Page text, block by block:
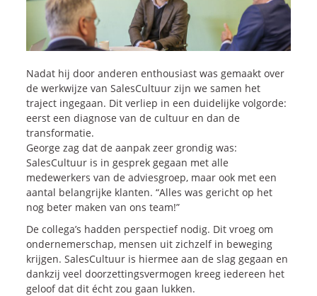
Inspiratie
Vlogs
Cases
Neem Contact op
Contact
Inschrijven SalesCultuur-nieuws
Nadat hij door anderen enthousiast was gemaakt over
de werkwijze van SalesCultuur zijn we samen het
traject ingegaan. Dit verliep in een duidelijke volgorde:
eerst een diagnose van de cultuur en dan de
transformatie.
George zag dat de aanpak zeer grondig was:
SalesCultuur is in gesprek gegaan met alle
medewerkers van de adviesgroep, maar ook met een
aantal belangrijke klanten. “Alles was gericht op het
nog beter maken van ons team!”
De collega’s hadden perspectief nodig. Dit vroeg om
ondernemerschap, mensen uit zichzelf in beweging
krijgen. SalesCultuur is hiermee aan de slag gegaan en
dankzij veel doorzettingsvermogen kreeg iedereen het
geloof dat dit écht zou gaan lukken.